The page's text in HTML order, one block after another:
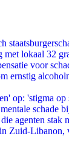
met lokaal 32
voor
ernstig
op: 'stigma op
schade
agenten stak
Zuid-Libanon,